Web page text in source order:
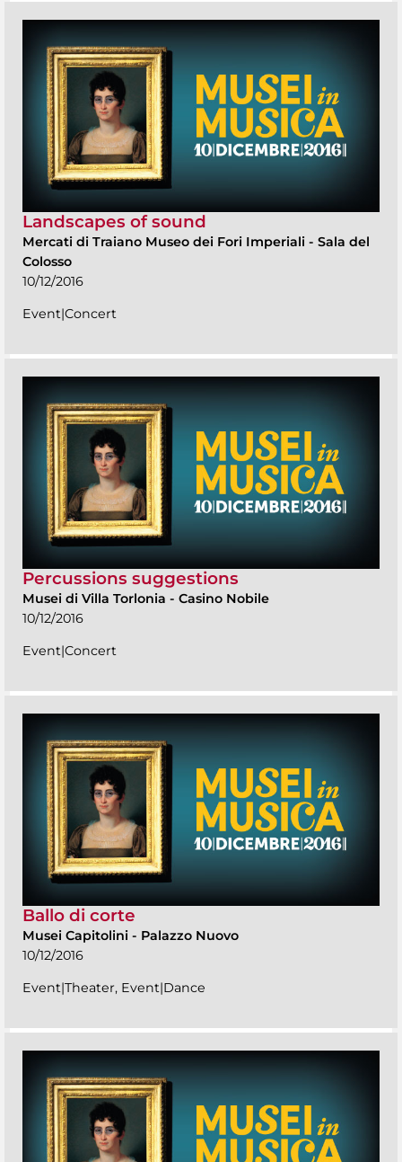
Landscapes of sound
Mercati di Traiano Museo dei Fori Imperiali - Sala del
Colosso
10/12/2016
Event|Concert
Percussions suggestions
Musei di Villa Torlonia - Casino Nobile
10/12/2016
Event|Concert
Ballo di corte
Musei Capitolini - Palazzo Nuovo
10/12/2016
Event|Theater, Event|Dance